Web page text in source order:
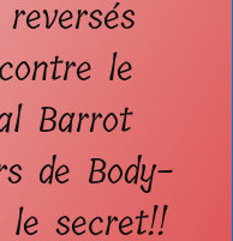
le
Barrot
de Body-
secret!!